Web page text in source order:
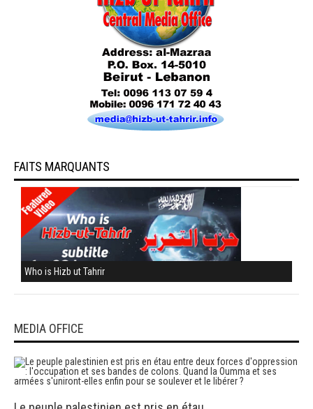
FAITS MARQUANTS
Who is Hizb ut Tahrir
MEDIA OFFICE